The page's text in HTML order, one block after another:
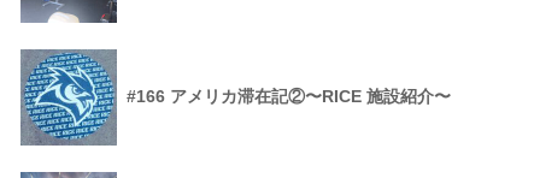
#166 アメリカ滞在記②〜RICE 施設紹介〜